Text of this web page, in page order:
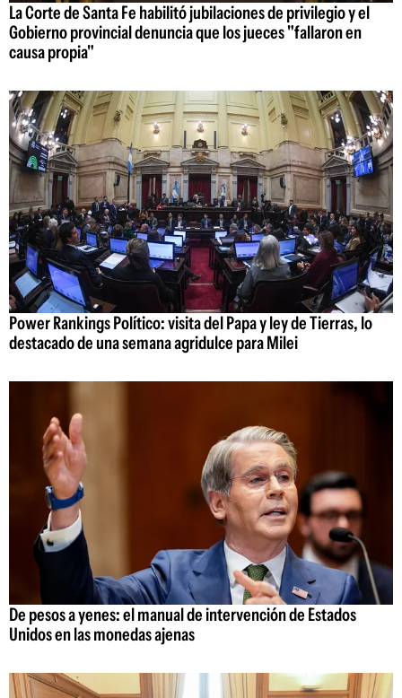
La Corte de Santa Fe habilitó jubilaciones de privilegio y el
Gobierno provincial denuncia que los jueces "fallaron en
causa propia"
Power Rankings Político: visita del Papa y ley de Tierras, lo
destacado de una semana agridulce para Milei
De pesos a yenes: el manual de intervención de Estados
Unidos en las monedas ajenas